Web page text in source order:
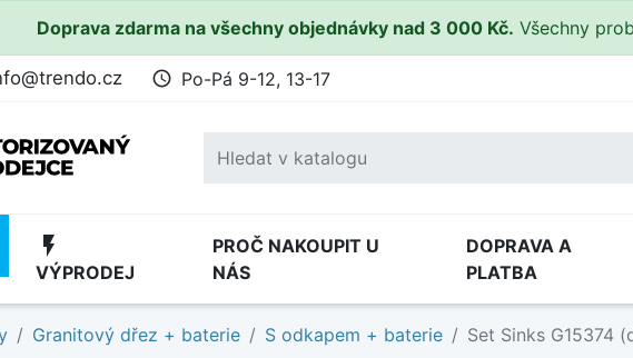
Doprava zdarma na všechny objednávky nad 3 000 Kč. Všechny
access_time Po-Pá 9-12, 13-17
flash_on
VÝPRODEJ
PROČ NAKOUPIT U
NÁS
DOPRAVA A
PLATBA
Granitový dřez + baterie S odkapem + baterie Set Sinks G15374